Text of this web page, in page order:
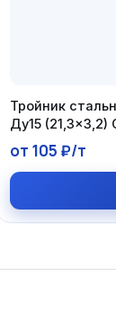
Тройник
Ду15
от 105 ₽/т